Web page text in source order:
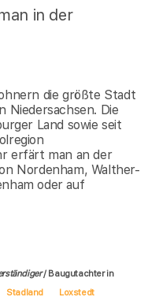
in der
die größte Stadt
Niedersachsen. Die
Land sowie seit
erfärt man an der
Nordenham, Walther-
oder auf
/ Baugutachter in
Stadland Loxstedt